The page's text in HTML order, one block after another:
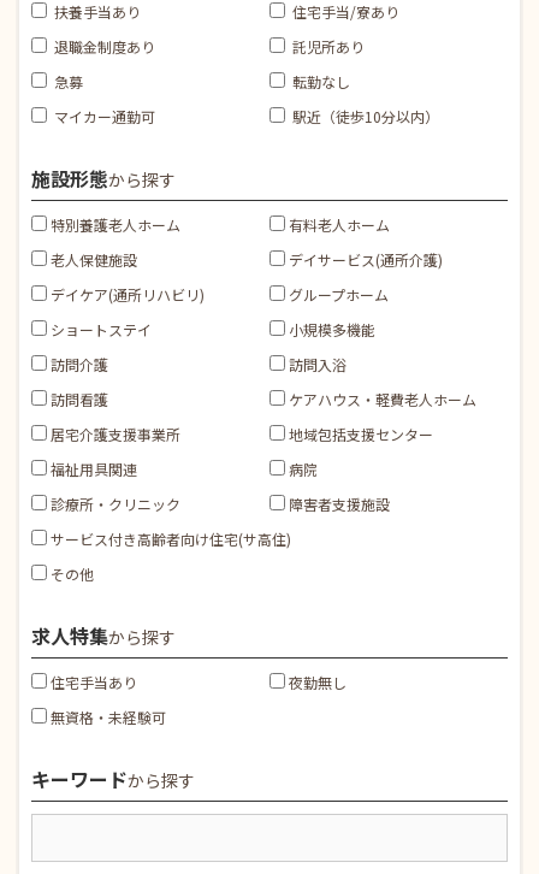
扶養手当あり
住宅手当/寮あり
退職金制度あり
託児所あり
急募
転勤なし
マイカー通勤可
駅近（徒歩10分以内）
施設形態から探す
特別養護老人ホーム
有料老人ホーム
老人保健施設
デイサービス(通所介護)
デイケア(通所リハビリ)
グループホーム
ショートステイ
小規模多機能
訪問介護
訪問入浴
訪問看護
ケアハウス・軽費老人ホーム
居宅介護支援事業所
地域包括支援センター
福祉用具関連
病院
診療所・クリニック
障害者支援施設
サービス付き高齢者向け住宅(サ高住)
その他
求人特集から探す
住宅手当あり
夜勤無し
無資格・未経験可
キーワードから探す